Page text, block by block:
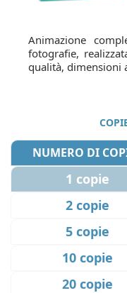
Animazione
fotografie,
qualità, dimensioni
NUMERO DI
1 copie
2 copie
5 copie
10 copie
20 copie